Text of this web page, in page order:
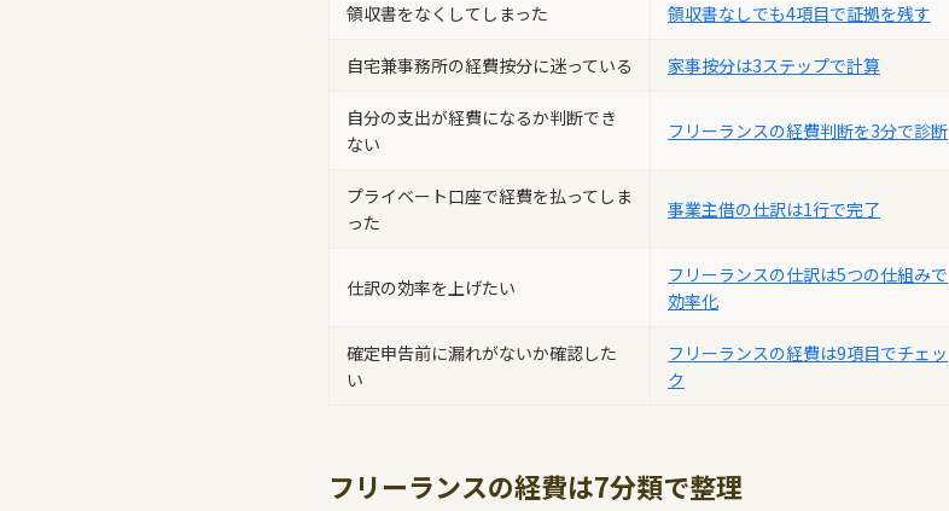
領収書をなくしてしまった 領収書なしでも4項目で証拠を残す
自宅兼事務所の経費按分に迷っている 家事按分は3ステップで計算
自分の支出が経費になるか判断でき
ない
フリーランスの経費判断を3分で診断
プライベート口座で経費を払ってしま
った
事業主借の仕訳は1行で完了
仕訳の効率を上げたい
フリーランスの仕訳は5つの仕組みで
効率化
確定申告前に漏れがないか確認した
い
フリーランスの経費は9項目でチェッ
ク
フリーランスの経費は7分類で整理